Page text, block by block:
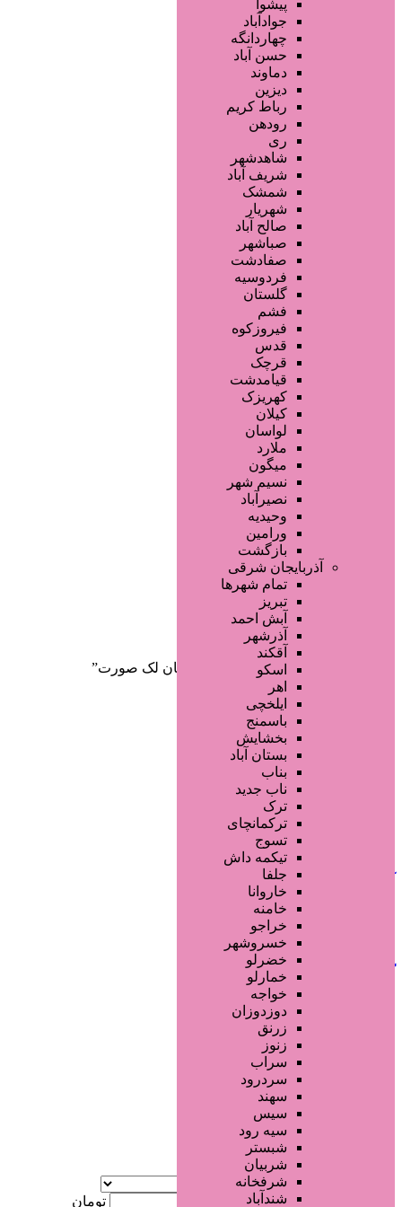
محصولات پوست
محصولات مو
محصولات آرایشی
تجهیزات سالن زیبایی
خدمات دندانپزشکی
سایر خدمات
پیشوا
جوادآباد
چهاردانگه
حسن آباد
دماوند
دیزین
رباط کریم
رودهن
ری
شاهدشهر
شریف آباد
شمشک
شهریار
صالح آباد
صباشهر
صفادشت
فردوسیه
گلستان
فشم
فیروزکوه
قدس
قرچک
قیامدشت
کهریزک
کیلان
لواسان
ملارد
میگون
نسیم شهر
نصیرآباد
وحیدیه
ورامین
بازگشت
آذربایجان شرقی
تمام شهر‌ها
تبریز
آبش احمد
آذرشهر
آقکند
اسکو
اهر
ایلخچی
باسمنج
بخشایش
بستان آباد
بناب
ناب جدید
ترک
ترکمانچای
تسوج
تیکمه داش
جلفا
خاروانا
خامنه
خراجو
خسروشهر
خضرلو
خمارلو
خواجه
دوزدوزان
زرنق
زنوز
سراب
سردرود
سهند
سیس
سیه رود
شبستر
شربیان
شرفخانه
شندآباد
صفحه اصلی
آگهی انبوه
طراحی سایت
صفحه اختصاصی
لیست سایتهای تبلیغاتی
دسته‌بندی‌ها
/ محصولات برچسب خورده “درمان لک صورت”
جستجو پیشرفته
افزودن به علاقه‌مندی 60 بازدید
آذربایجان شرقی مرند
کلینیک سلامت
کلینیک های زیبایی پزشکی
آگهی ویژه
کمترین قیمت
تومان